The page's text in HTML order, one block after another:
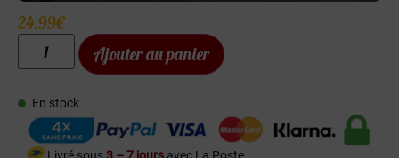
24.99€
Ajouter au panier
En stock